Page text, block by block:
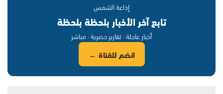
إذاعة الشمس
تابع آخر الأخبار بلحظة بلحظة
أخبار عاجلة · تقارير حصرية · مباشر
انضم للقناة ←